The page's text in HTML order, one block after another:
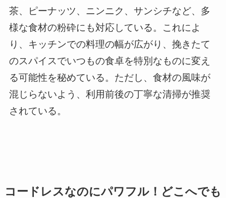
茶、ピーナッツ、ニンニク、サンシチなど、多
様な食材の粉砕にも対応している。これによ
り、キッチンでの料理の幅が広がり、挽きたて
のスパイスでいつもの食卓を特別なものに変え
る可能性を秘めている。ただし、食材の風味が
混じらないよう、利用前後の丁寧な清掃が推奨
されている。
コードレスなのにパワフル！どこへでも